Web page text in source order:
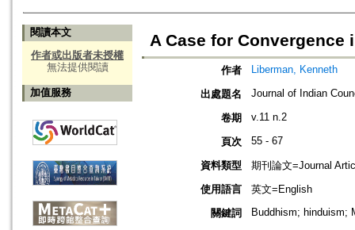
閱讀本文
作者或出版者未授權
無法提供閱讀
加值服務
A Case for Convergence
作者 Liberman, Kenneth
出處題名 Journal of Indian
卷期 v.11 n.2
頁次 55 - 67
資料類型
期刊論文=Journal
使用語言
英文=English
關鍵詞
Buddhism; hinduism;